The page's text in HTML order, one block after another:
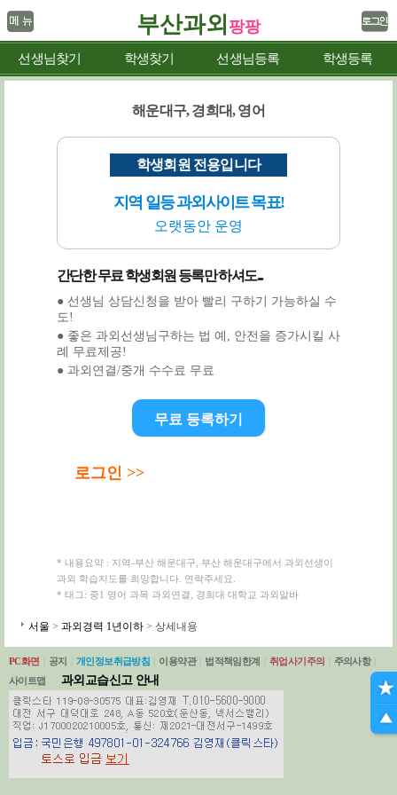
부산과외 팡팡
선생님찾기 학생찾기 선생님등록 학생등록
해운대구, 경희대, 영어
학생회원 전용입니다
지역 일등 과외사이트 목표!
오랫동안 운영
간단한 무료 학생회원 등록만 하셔도...
● 선생님 상담신청을 받아 빨리 구하기 가능하실 수
도!
● 좋은 과외선생님구하는 법 예, 안전을 증가시킬 사
례 무료제공!
● 과외연결/중개 수수료 무료
무료 등록하기
로그인 >>
* 내용요약 : 지역-부산 해운대구, 부산 해운대구에서 과외선생이
과외 학습지도를 희망합니다. 연락주세요.
* 태그: 중1 영어 과목 과외연결, 경희대 대학교 과외알바
서울 > 과외경력 1년이하 > 상세내용
PC화면 공지 개인정보취급방침 이용약관 법적책임한계 취업사기주의 주의사항
사이트맵
과외교습신고 안내